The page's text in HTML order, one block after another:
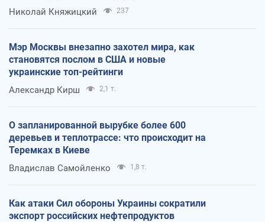
Николай Княжицкий 237
Мэр Москвы внезапно захотел мира, как
становятся послом в США и новые
украинские топ-рейтинги
Александр Кирш 2,1 т.
О запланированной вырубке более 600
деревьев и теплотрассе: что происходит на
Теремках в Киеве
Владислав Самойленко 1,8 т.
Как атаки Сил обороны Украины сократили
экспорт российских нефтепродуктов